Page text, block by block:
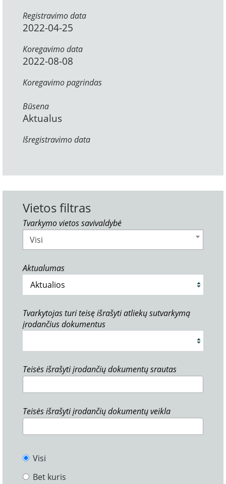
Registravimo data
2022-04-25
Koregavimo data
2022-08-08
Koregavimo pagrindas
Būsena
Aktualus
Išregistravimo data
Vietos filtras
Tvarkymo vietos savivaldybė
Visi
Aktualumas
Tvarkytojas turi teisę išrašyti atliekų sutvarkymą
įrodančius dokumentus
Teisės išrašyti įrodančių dokumentų srautas
Teisės išrašyti įrodančių dokumentų veikla
Visi
Bet kuris